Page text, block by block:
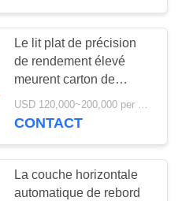
gluer de
carton
Le lit plat de précision
de rendement élevé
meurent carton de
coupeur ou appui
ondulé
CONTACT
La couche horizontale
automatique de rebord